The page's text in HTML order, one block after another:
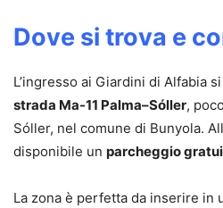
Dove si trova e
L’ingresso ai Giardini di Alfabia
strada Ma-11 Palma–Sóller,
Sóller, nel comune di Bunyola.
disponibile un parcheggio
La zona è perfetta da inserire in